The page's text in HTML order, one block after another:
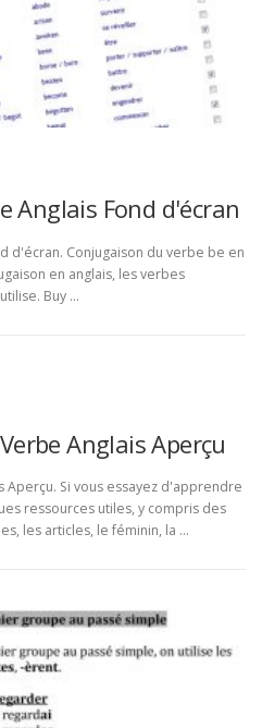
Anglais Fond d'écran
d'écran. Conjugaison du verbe be en
en anglais, les verbes
Buy …
Anglais Aperçu
Aperçu. Si vous essayez d'apprendre
ressources utiles, y compris des
les articles, le féminin, la …